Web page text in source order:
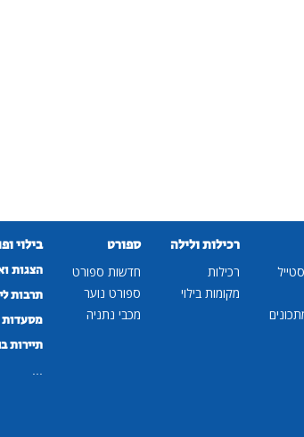
רכילות ולילה
רכילות
מקומות בילוי
ספורט
חדשות ספורט
ספורט נוער
מכבי נתניה
בילוי
הצגות
תרבות
מסעדות
תיירות